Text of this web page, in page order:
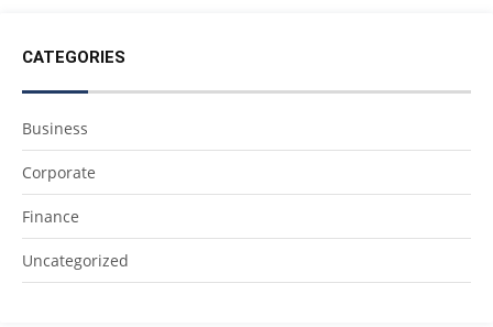
CATEGORIES
Business
Corporate
Finance
Uncategorized